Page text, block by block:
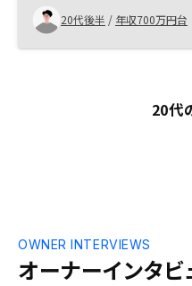
20代後半 / 年収700万円台
20代
オーナーインタビ
OWNER INTERVIEWS